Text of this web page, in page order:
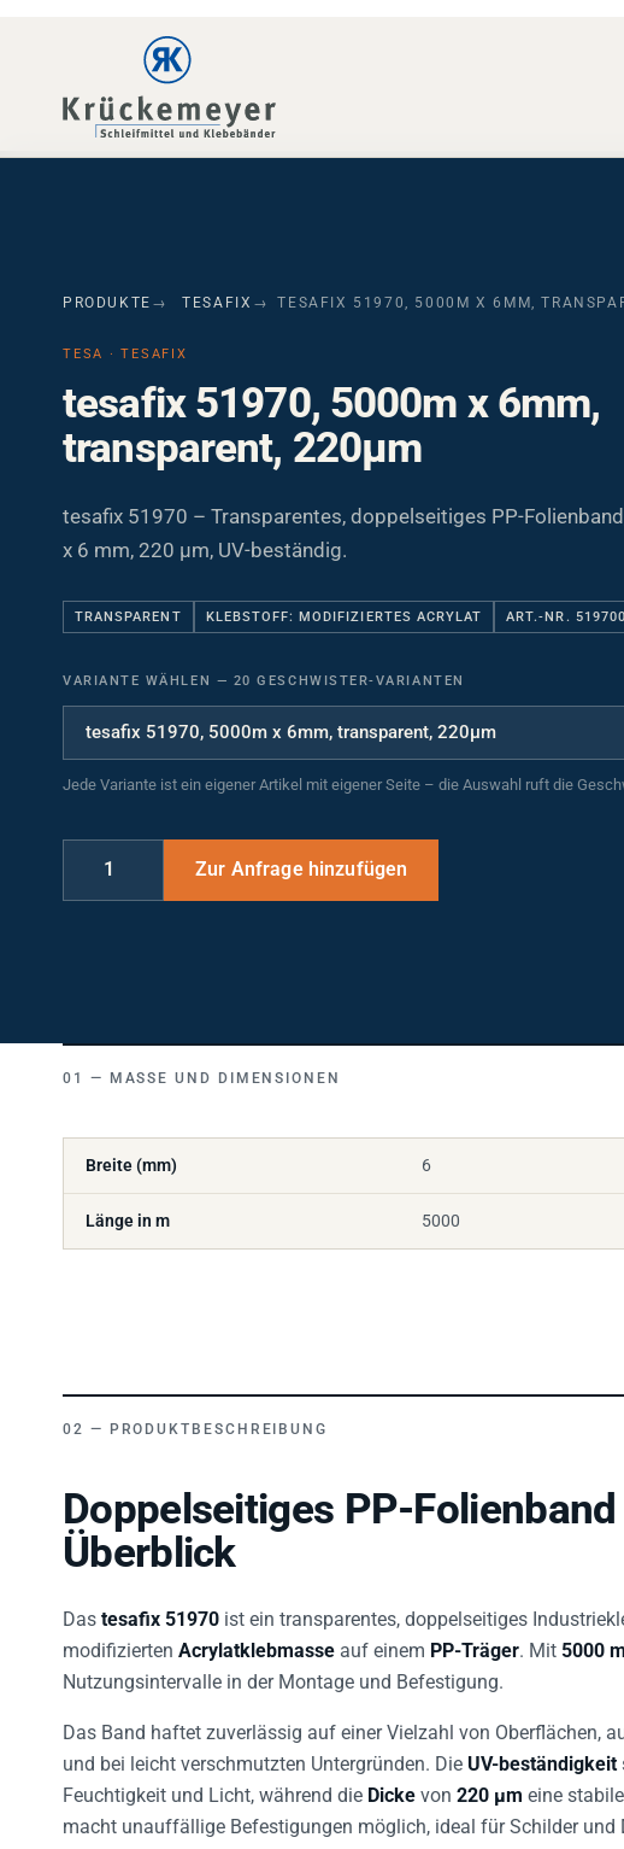
PRODUKTE TESAFIX TESAFIX 51970, 5000M X 6MM,
tesafix 51970, 5000m x 6mm,
transparent, 220µm
tesafix 51970 – Transparentes, doppelseitiges PP-
x 6 mm, 220 µm, UV-beständig.
VARIANTE WÄHLEN
Jede Variante ist ein eigener Artikel mit eigener Seite – die Auswahl ruft die
MASSE UND DIMENSIONEN
Breite (mm) 6
Länge in m 5000
PRODUKTBESCHREIBUNG
Doppelseitiges PP-
Überblick
Das tesafix 51970 ist ein transparentes, doppelseitiges
modifizierten Acrylatklebmasse auf einem PP-Träger . Mit 5000 m
Nutzungsintervalle in der Montage und Befestigung.
Das Band haftet zuverlässig auf einer Vielzahl von Oberflächen,
und bei leicht verschmutzten Untergründen. Die UV-beständigkeit
Feuchtigkeit und Licht, während die Dicke von 220 µm eine
macht unauffällige Befestigungen möglich, ideal für Schilder und